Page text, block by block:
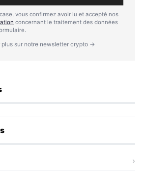
vous confirmez avoir lu et accepté nos
concernant le traitement des données
plus sur notre newsletter crypto →